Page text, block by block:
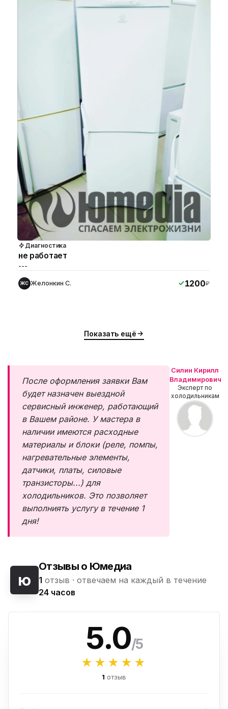
Диагностика
не работает
---
ЖС Желонкин С. 1200₽
Показать ещё
После оформления заявки Вам
будет назначен выездной
сервисный инженер, работающий
в Вашем районе. У мастера в
наличии имеются расходные
материалы и блоки (реле, помпы,
нагревательные элементы,
датчики, платы, силовые
транзисторы...) для
холодильников. Это позволяет
выполниять услугу в течение 1
дня!
Силин Кирилл
Владимирович
Эксперт по
холодильникам
ю
Отзывы о Юмедиа
1 отзыв · отвечаем на каждый в течение
24 часов
5.0/5
★★★★★
1 отзыв